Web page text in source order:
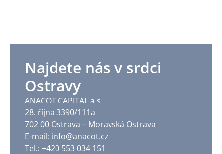
Najdete nás v srdci
Ostravy
ANACOT CAPITAL a.s.
28. října 3390/111a
702 00 Ostrava – Moravská Ostrava
E-mail: info@anacot.cz
Tel.: +420 553 034 151